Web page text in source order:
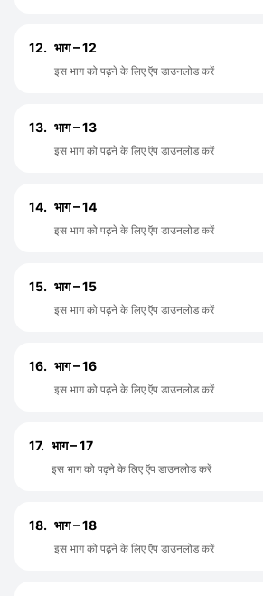
12. भाग – 12
इस भाग को पढ़ने के लिए ऍप डाउनलोड करें
13. भाग – 13
इस भाग को पढ़ने के लिए ऍप डाउनलोड करें
14. भाग – 14
इस भाग को पढ़ने के लिए ऍप डाउनलोड करें
15. भाग – 15
इस भाग को पढ़ने के लिए ऍप डाउनलोड करें
16. भाग – 16
इस भाग को पढ़ने के लिए ऍप डाउनलोड करें
17. भाग – 17
इस भाग को पढ़ने के लिए ऍप डाउनलोड करें
18. भाग – 18
इस भाग को पढ़ने के लिए ऍप डाउनलोड करें